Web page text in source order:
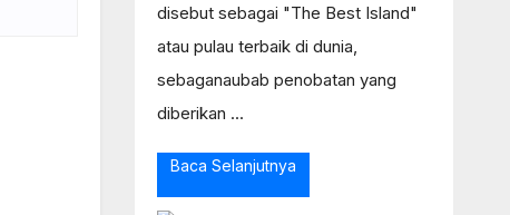
disebut sebagai "The Best Island"
atau pulau terbaik di dunia,
sebaganaubab penobatan yang
diberikan ...
Baca Selanjutnya